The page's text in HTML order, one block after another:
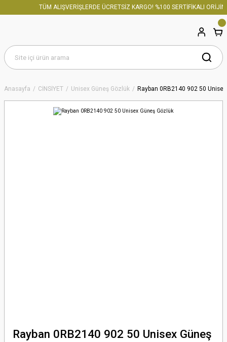
TÜM ALIŞVERİŞLERDE ÜCRETSİZ KARGO! %100 SERTİFİKALI
Anasayfa CİNSİYET Unisex Güneş Gözlük Rayban 0RB2140 902 50
Rayban 0RB2140 902 50 Unisex Güneş